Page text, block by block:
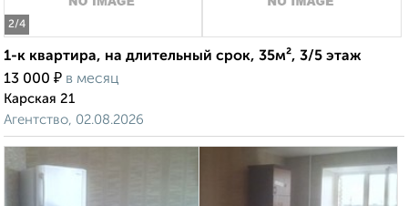
2/4
1-к квартира, на длительный срок, 35м², 3/5 этаж
13 000 ₽ в месяц
Карская 21
Агентство, 02.08.2026